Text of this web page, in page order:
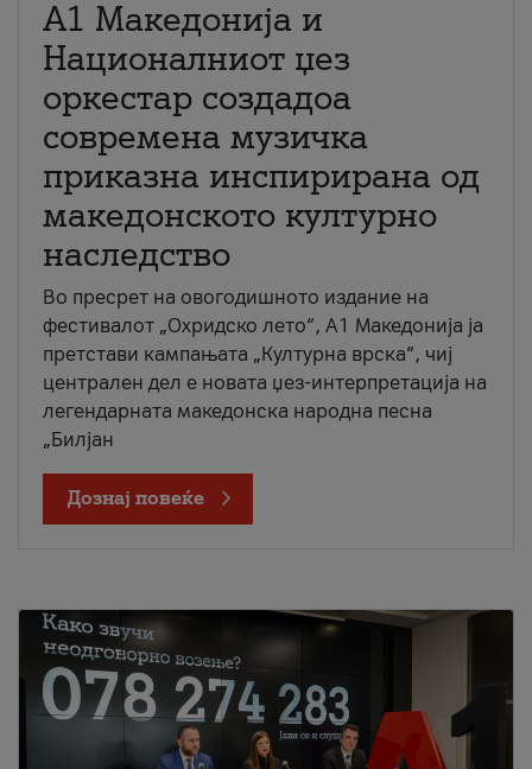
А1 Македонија и
Националниот џез
оркестар создадоа
современа музичка
приказна инспирирана од
македонското културно
наследство
Во пресрет на овогодишното издание на
фестивалот „Охридско лето“, А1 Македонија ја
претстави кампањата „Културна врска“, чиј
централен дел е новата џез-интерпретација на
легендарната македонска народна песна
„Билјан
Дознај повеќе